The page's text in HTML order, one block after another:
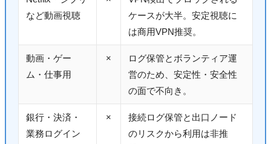
など動画視聴
ケースが大半。安定視聴に
は商用VPN推奨。
動画・ゲー
ム・仕事用
×
ログ保管とボランティア運
営のため、安定性・安全性
の面で不向き。
銀行・決済・
業務ログイン
×
接続ログ保管と出口ノード
のリスクから利用は非推